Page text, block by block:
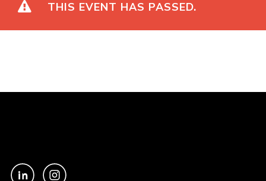
THIS EVENT HAS PASSED.